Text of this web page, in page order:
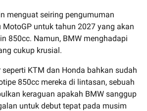
menguat seiring pengumuman
MotoGP untuk tahun 2027 yang akan
850cc. Namun, BMW menghadapi
cukup krusial.
KTM dan Honda bahkan sudah
850cc mereka di lintasan, sebuah
keraguan apakah BMW sanggup
untuk debut tepat pada musim